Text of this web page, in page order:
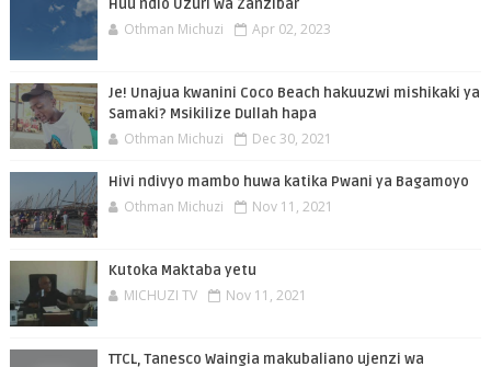
Huu ndio Uzuri wa Zanzibar
Othman Michuzi Apr 02, 2023
Je! Unajua kwanini Coco Beach hakuuzwi mishikaki ya
Samaki? Msikilize Dullah hapa
Othman Michuzi Dec 30, 2021
Hivi ndivyo mambo huwa katika Pwani ya Bagamoyo
Othman Michuzi Nov 11, 2021
Kutoka Maktaba yetu
MICHUZI TV Nov 11, 2021
TTCL, Tanesco Waingia makubaliano ujenzi wa